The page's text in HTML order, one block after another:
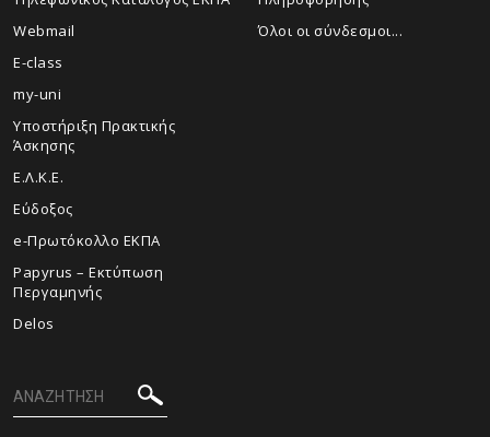
Webmail
E-class
my-uni
Υποστήριξη Πρακτικής
Άσκησης
Ε.Λ.Κ.Ε.
Εύδοξος
e-Πρωτόκολλο ΕΚΠΑ
Papyrus – Εκτύπωση
Περγαμηνής
Delos
Όλοι οι σύνδεσμοι...